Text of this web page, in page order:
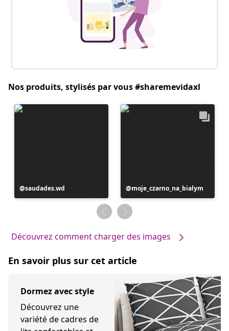
Nos produits, stylisés par vous #sharemevidaxl
Publication
publiée
saudades.wd
Publication
publiée
par
moje_czarno_na_bialym
Découvrez comment charger des images
En savoir plus sur cet article
Dormez avec style
Découvrez une
variété de cadres de